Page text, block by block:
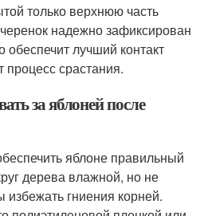
только верхнюю часть
надежно зафиксирован
обеспечит лучший контакт
процесс срастания.
за яблоней после
яблоне правильный
дерева влажной, но не
гниения корней.